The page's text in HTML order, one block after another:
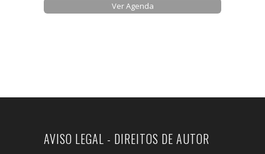
Ver Agenda
AVISO LEGAL - DIREITOS DE AUTOR